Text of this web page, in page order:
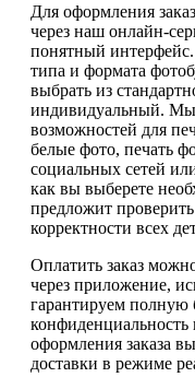
Для оформления
через наш онлайн-
понятный
типа и формата
выбрать из
индивидуальный. Мы
возможностей для
белые фото, печать
социальных сетей
как вы выберете
предложит проверить
корректности всех
Оплатить заказ
через приложение,
гарантируем полную
оформления заказа
доставки в режиме